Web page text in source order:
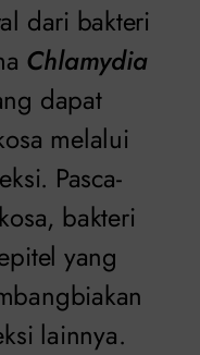
dari bakteri
Chlamydia
dapat
melalui
Pasca-
bakteri
yang
lainnya.